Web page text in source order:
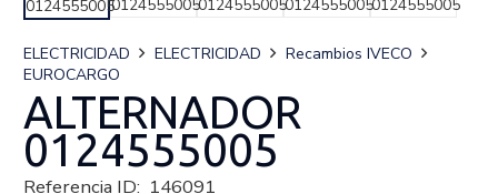
ELECTRICIDAD ELECTRICIDAD
Recambios IVECO
EUROCARGO
ALTERNADOR
0124555005
Referencia ID: 146091